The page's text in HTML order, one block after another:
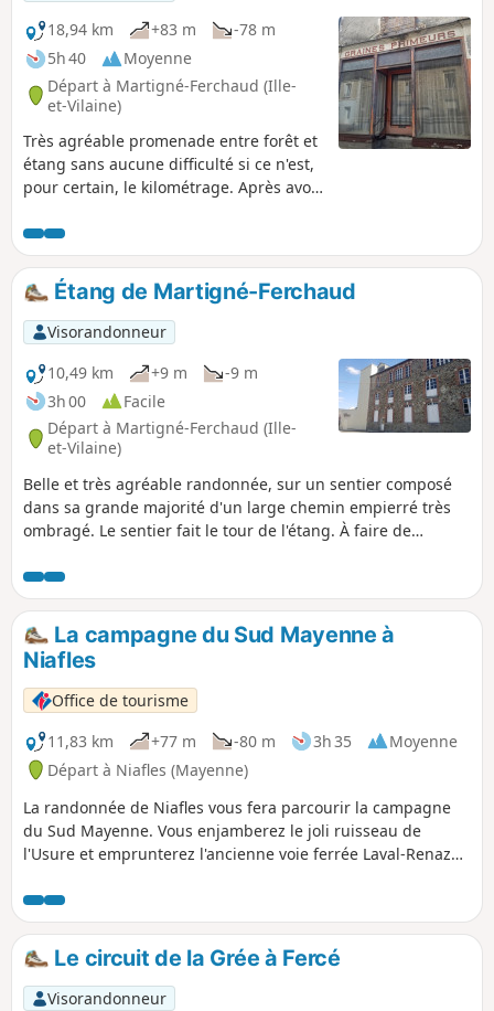
18,94 km
+83 m
-78 m
5h 40
Moyenne
Départ à Martigné-Ferchaud (Ille-
et-Vilaine)
Très agréable promenade entre forêt et
étang sans aucune difficulté si ce n'est,
pour certain, le kilométrage. Après avoir
Forêt d'Araize, vous goutterez, ensuite
au calme et à la sérénité de l'Étang de la
Forge.Étang de Martigné-Ferchaud
Visorandonneur
10,49 km
+9 m
-9 m
3h 00
Facile
Départ à Martigné-Ferchaud (Ille-
et-Vilaine)
Belle et très agréable randonnée, sur un sentier composé
dans sa grande majorité d'un large chemin empierré très
ombragé. Le sentier fait le tour de l'étang. À faire de
La campagne du Sud Mayenne à
Niafles
Office de tourisme
11,83 km
+77 m -80 m 3h 35
Moyenne
Départ à Niafles (Mayenne)
La randonnée de Niafles vous fera parcourir la campagne
du Sud Mayenne. Vous enjamberez le joli ruisseau de
l'Usure et emprunterez l'ancienne voie ferrée Laval-Renazé
Le circuit de la Grée à Fercé
Visorandonneur